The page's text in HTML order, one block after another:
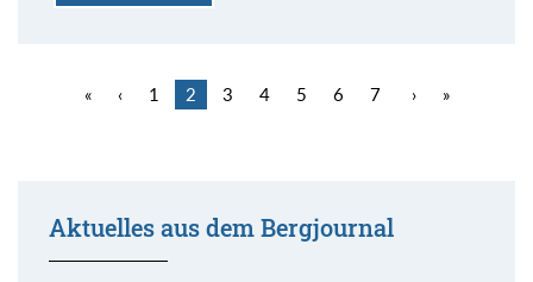
« ‹ 1 2 3 4 5 6 7 › »
Aktuelles aus dem Bergjournal